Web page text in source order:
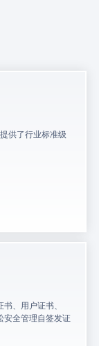
供了行业标准级
、用户证书、
安全管理自签发证